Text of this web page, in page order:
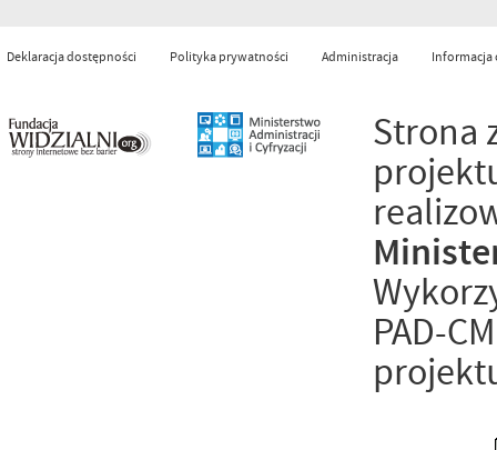
Deklaracja dostępności Polityka prywatności Administracja Informacja
Strona
PAD-